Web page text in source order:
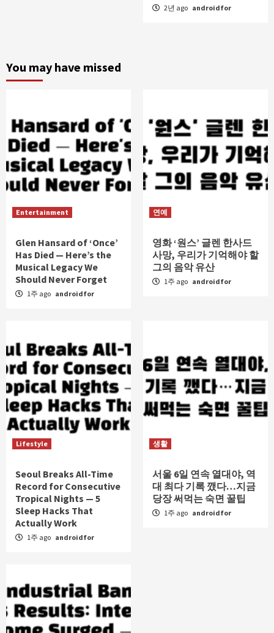
2년 ago androidfor
You may have missed
Entertainment
Glen Hansard of ‘Once’
Has Died — Here’s the
Musical Legacy We
Should Never Forget
1주 ago androidfor
연예
영화 ‘원스’ 글렌 한사드
사망, 우리가 기억해야 할
그의 음악 유산
1주 ago androidfor
Lifestyle
Seoul Breaks All-Time
Record for Consecutive
Tropical Nights — 5
Sleep Hacks That
Actually Work
1주 ago androidfor
생활
서울 6일 연속 열대야, 역
대 최다 기록 깼다…지금
당장 써먹는 숙면 꿀팁
1주 ago androidfor